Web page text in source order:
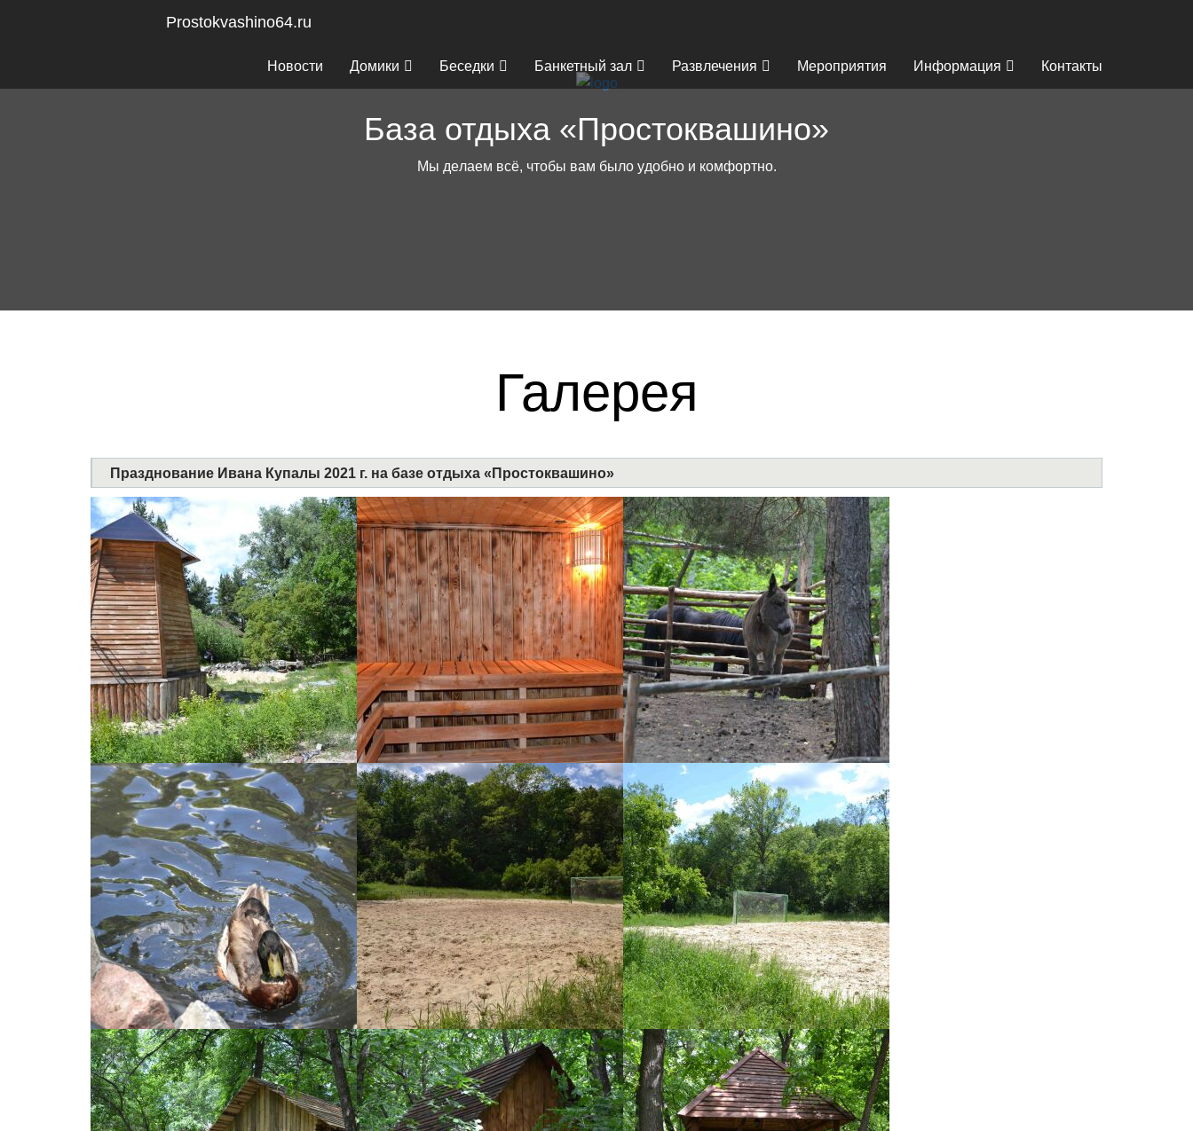
Prostokvashino64.ru
Новости Домики Беседки Банкетный зал Развлечения Мероприятия Информация Контакты
База отдыха «Простоквашино»
Галерея
Празднование Ивана Купалы 2021 г. на базе отдыха «Простоквашино»